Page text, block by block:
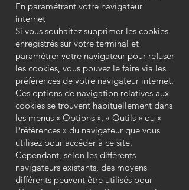
En paramétrant votre navigateur
internet
Si vous souhaitez supprimer les cookies
enregistrés sur votre terminal et
paramétrer votre navigateur pour refuser
les cookies, vous pouvez le faire via les
préférences de votre navigateur internet.
Ces options de navigation relatives aux
cookies se trouvent habituellement dans
les menus « Options », « Outils » ou «
Préférences » du navigateur que vous
utilisez pour accéder à ce site.
Cependant, selon les différents
navigateurs existants, des moyens
différents peuvent être utilisés pour